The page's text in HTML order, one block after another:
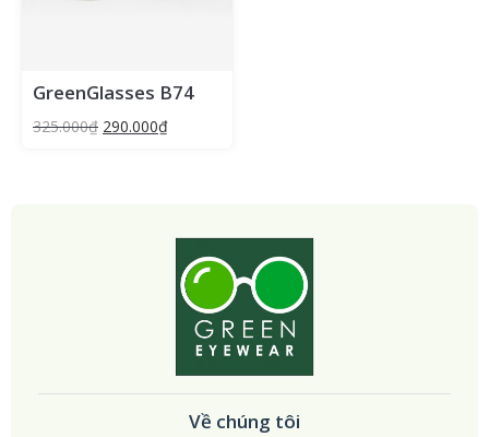
GreenGlasses B74
325.000₫ 290.000₫
Về chúng tôi